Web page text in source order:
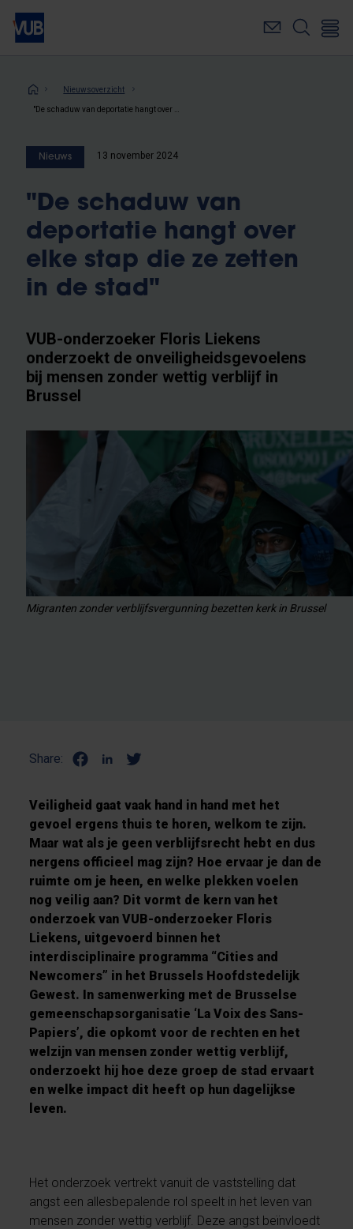
Overslaan
naar
inhoudKruimelpad
Nieuwsoverzicht
Nieuws 13 november 2024
"De schaduw van
deportatie hangt over
elke stap die ze zetten
in de stad"
VUB-onderzoeker Floris Liekens
onderzoekt de onveiligheidsgevoelens
bij mensen zonder wettig verblijf in
Brussel
Migranten zonder verblijfsvergunning bezetten kerk in Brussel
Share:
Veiligheid gaat vaak hand in hand met het
gevoel ergens thuis te horen, welkom te zijn.
Maar wat als je geen verblijfsrecht hebt en dus
nergens officieel mag zijn? Hoe ervaar je dan de
ruimte om je heen, en welke plekken voelen
nog veilig aan? Dit vormt de kern van het
onderzoek van VUB-onderzoeker Floris
Liekens, uitgevoerd binnen het
interdisciplinaire programma “Cities and
Newcomers” in het Brussels Hoofdstedelijk
Gewest. In samenwerking met de Brusselse
gemeenschapsorganisatie ‘La Voix des Sans-
Papiers’, die opkomt voor de rechten en het
welzijn van mensen zonder wettig verblijf,
onderzoekt hij hoe deze groep de stad ervaart
en welke impact dit heeft op hun dagelijkse
leven.
Het onderzoek vertrekt vanuit de vaststelling dat
angst een allesbepalende rol speelt in het leven van
mensen zonder wettig verblijf. Deze angst beïnvloedt